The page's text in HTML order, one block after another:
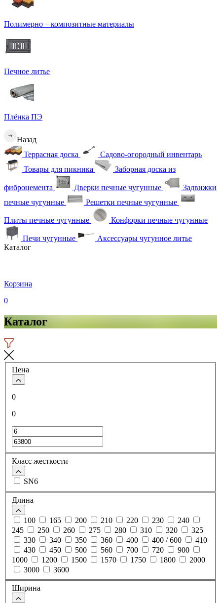
Полимерно – композитные материалы
Печное литье
Плёнка ПЭ
Назад
Террасная доска
Садово-огородный инвентарь
Товары для пикника
Заборная доска из
фиброцемента Дверки печные чугунные
Задвижки
печные чугунные
Решетки печные чугунные
Плиты печные чугунные Конфорки печные чугунные
Печи чугунные
Аксессуары чугунное литье
Каталог
Корзина
0
Каталог
Цена
0
0
Класс жесткости
SN6
Длина
100 165 200 210 220 230
240
245
250 260 275 280 310 320
325
330
340 350 360 400 400 / 600
410
430
450 500 560 700 720
900
1000
1200 1500 1570 1750 1800
2000
3000
3600
Ширина